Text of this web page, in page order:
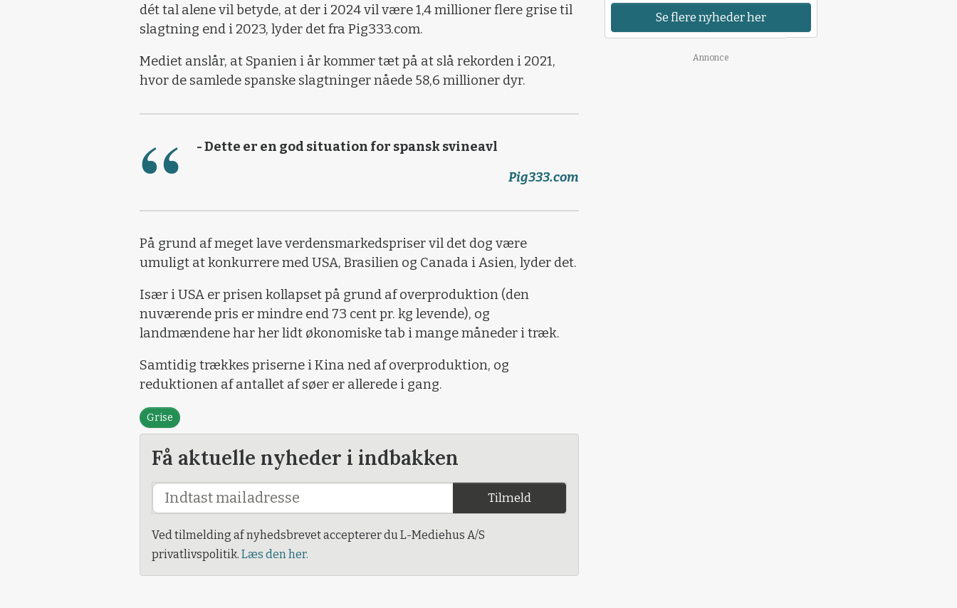
dét tal alene vil betyde, at der i 2024 vil være 1,4 millioner flere grise til
slagtning end i 2023, lyder det fra Pig333.com.
Mediet anslår, at Spanien i år kommer tæt på at slå rekorden i 2021,
hvor de samlede spanske slagtninger nåede 58,6 millioner dyr.
- Dette er en god situation for spansk svineavl
Pig333.com
På grund af meget lave verdensmarkedspriser vil det dog være
umuligt at konkurrere med USA, Brasilien og Canada i Asien, lyder det.
Især i USA er prisen kollapset på grund af overproduktion (den
nuværende pris er mindre end 73 cent pr. kg levende), og
landmændene har her lidt økonomiske tab i mange måneder i træk.
Samtidig trækkes priserne i Kina ned af overproduktion, og
reduktionen af antallet af søer er allerede i gang.
Grise
Få aktuelle nyheder i indbakken
Tilmeld
Ved tilmelding af nyhedsbrevet accepterer du L-Mediehus A/S
privatlivspolitik. Læs den her.
Se flere nyheder her
Annonce